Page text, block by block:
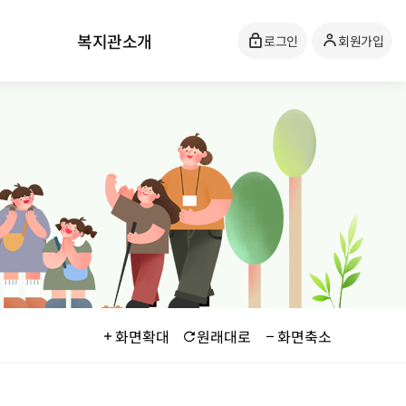
복지관소개 로그인 회원가입
화면확대 원래대로 화면축소